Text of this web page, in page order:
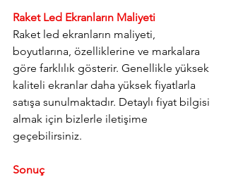
Raket Led Ekranların Maliyeti
Raket led ekranların maliyeti,
boyutlarına, özelliklerine ve markalara
göre farklılık gösterir. Genellikle yüksek
kaliteli ekranlar daha yüksek fiyatlarla
satışa sunulmaktadır. Detaylı fiyat bilgisi
almak için bizlerle iletişime
geçebilirsiniz.
Sonuç